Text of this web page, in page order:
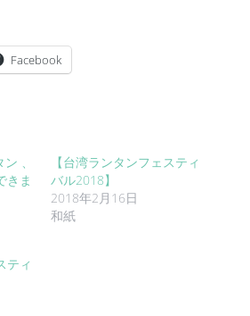
Facebook
、
きま
【台湾ランタンフェスティ
バル2018】
2018年2月16日
和紙
ティ